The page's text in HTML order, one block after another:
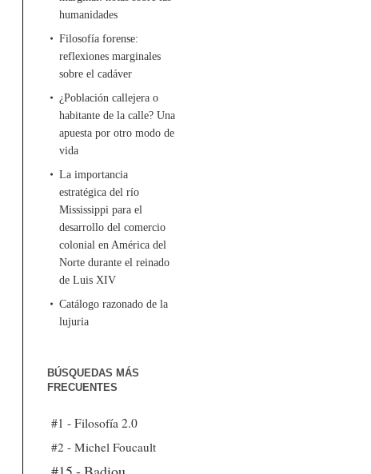
humanidades
Filosofía forense:
reflexiones marginales
sobre el cadáver
¿Población callejera o
habitante de la calle? Una
apuesta por otro modo de
vida
La importancia
estratégica del río
Mississippi para el
desarrollo del comercio
colonial en América del
Norte durante el reinado
de Luis XIV
Catálogo razonado de la
lujuria
BÚSQUEDAS MÁS
FRECUENTES
#1 - Filosofía 2.0
#2 - Michel Foucault